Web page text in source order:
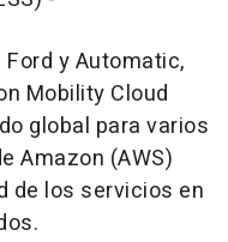
y Automatic,
Mobility Cloud
global para varios
Amazon (AWS)
de los servicios en